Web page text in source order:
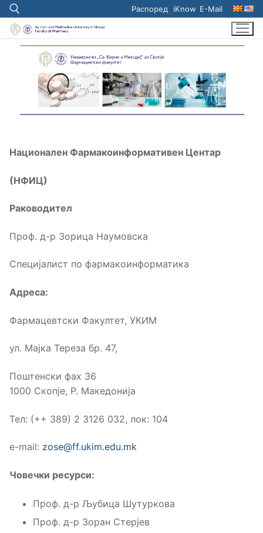
Skip
to
content
Распоред iKnow E-Mail
Национален Фармакоинформативен Центар
(НФИЦ)
Раководител
Проф. д-р Зорица Наумовска
Специјалист по фармакоинформатика
Адреса:
Фармацевтски Факултет, УКИМ
ул. Мајка Тереза бр. 47,
Поштенски фах 36
1000 Скопје, Р. Македонија
Тел: (++ 389) 2 3126 032, лок: 104
е-mail: zose@ff.ukim.edu.mk
Човечки ресурси:
Проф. д-р Љубица Шутуркова
Проф. д-р Зоран Стерјев